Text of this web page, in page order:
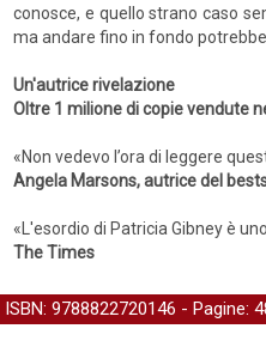
conosce, e quello strano caso
ma andare fino in fondo
Un'autrice rivelazione
Oltre 1 milione di copie vendute
«Non vedevo l’ora di leggere
Angela Marsons, autrice del
«L'esordio di Patricia Gibney è
The Times
ISBN: 9788822720146 - Pagine: